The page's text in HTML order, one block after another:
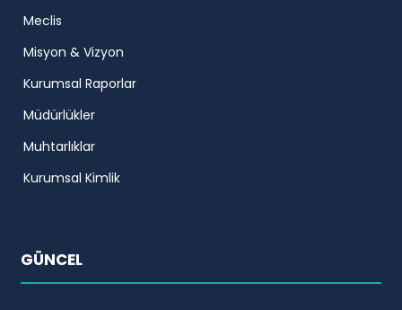
Meclis
Misyon & Vizyon
Kurumsal Raporlar
Müdürlükler
Muhtarlıklar
Kurumsal Kimlik
GÜNCEL